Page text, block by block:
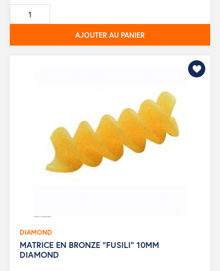
de
base
AJOUTER AU PANIER
DIAMOND
MATRICE EN BRONZE "FUSILI" 10MM
DIAMOND